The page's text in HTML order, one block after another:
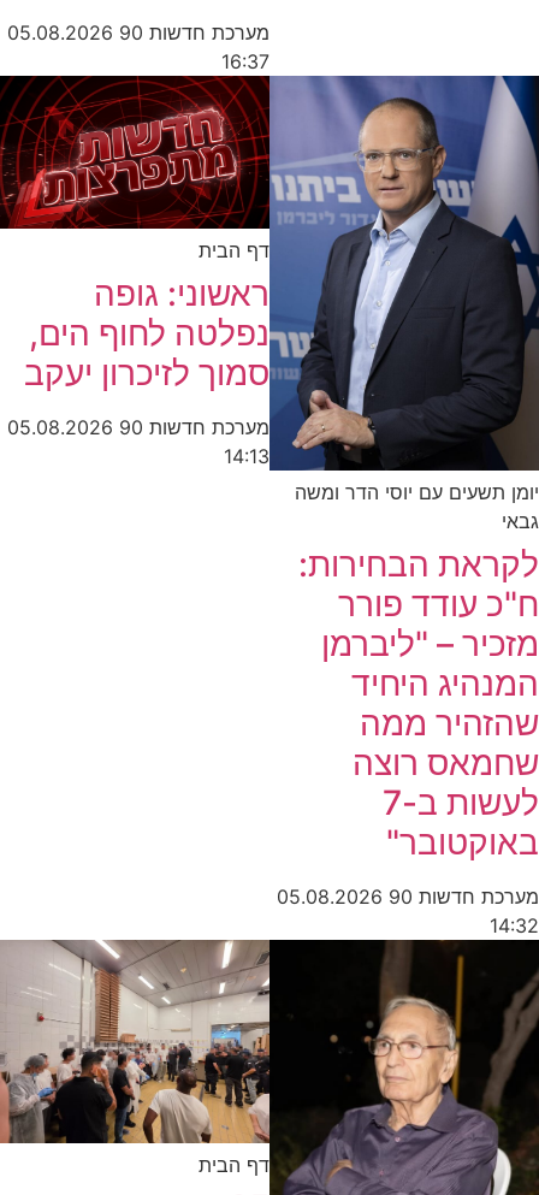
מערכת חדשות 90
05.08.2026
16:37
יומן תשעים עם יוסי הדר ומשה
גבאי
לקראת הבחירות:
ח"כ עודד פורר
מזכיר – "ליברמן
המנהיג היחיד
שהזהיר ממה
שחמאס רוצה
לעשות ב-7
באוקטובר"
מערכת חדשות 90
05.08.2026
14:32
דף הבית
ראשוני: גופה
נפלטה לחוף הים,
סמוך לזיכרון יעקב
מערכת חדשות 90
05.08.2026
14:13
דף הבית